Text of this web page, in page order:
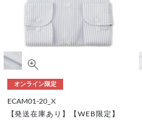
オンライン限定
ECAM01-20_X
【発送在庫あり】【WEB限定】